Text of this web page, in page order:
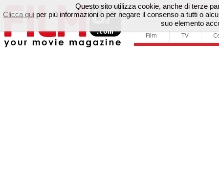
Film TV
Questo sito utilizza cookie, anche di terze
Clicca qui per più informazioni o per negare il consenso a tutti o
suo elemento